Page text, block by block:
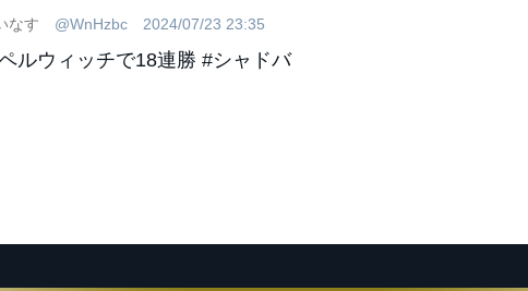
なす @WnHzbc 2024/07/23 23:35
ルウィッチで18連勝 #シャドバ